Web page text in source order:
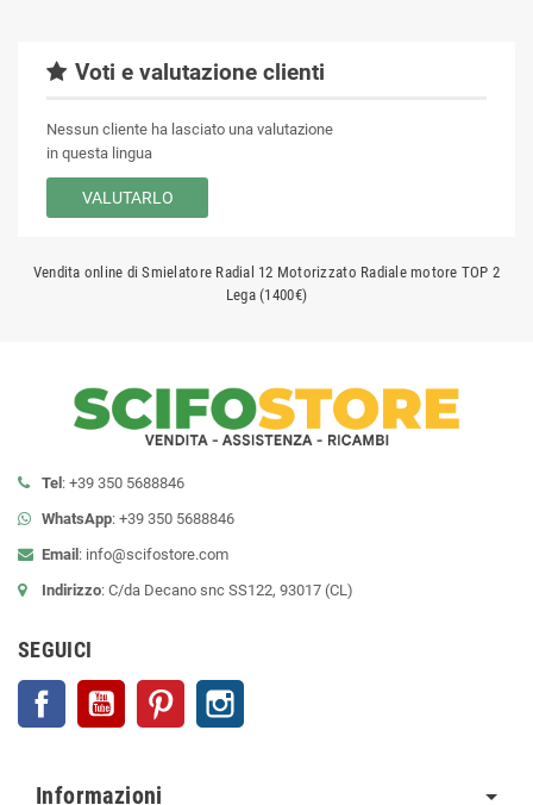
Voti e valutazione clienti
Nessun cliente ha lasciato una valutazione
in questa lingua
VALUTARLO
Vendita online di Smielatore Radial 12 Motorizzato Radiale motore TOP 2
Lega (1400€)
Tel: +39 350 5688846
WhatsApp: +39 350 5688846
Email: info@scifostore.com
Indirizzo: C/da Decano snc SS122, 93017 (CL)
SEGUICI
Facebook YouTube Pinterest
Informazioni